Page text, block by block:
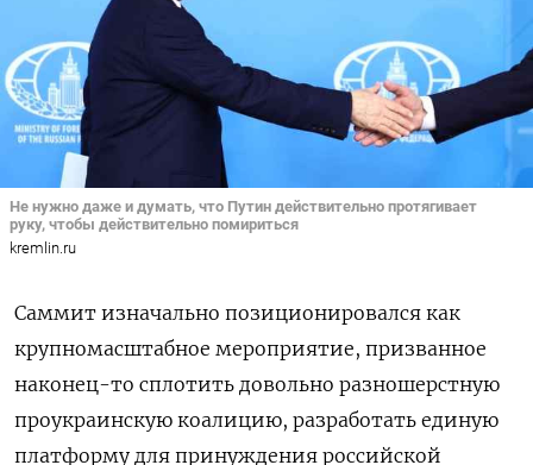
Не нужно даже и думать, что Путин действительно протягивает
руку, чтобы действительно помириться
kremlin.ru
Саммит изначально позиционировался как
крупномасштабное мероприятие, призванное
наконец-то сплотить довольно разношерстную
проукраинскую коалицию, разработать единую
платформу для принуждения российской